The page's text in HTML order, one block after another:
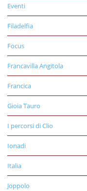
Eventi
Filadelfia
Focus
Francavilla Angitola
Francica
Gioia Tauro
I percorsi di Clio
Ionadi
Italia
Joppolo